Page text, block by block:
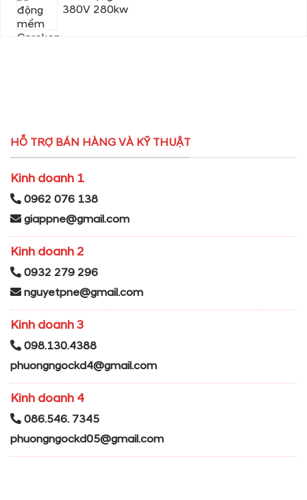
380V 280kw
HỖ TRỢ BÁN HÀNG VÀ KỸ THUẬT
Kinh doanh 1
0962 076 138
giappne@gmail.com
Kinh doanh 2
0932 279 296
nguyetpne@gmail.com
Kinh doanh 3
098.130.4388
phuongngockd4@gmail.com
Kinh doanh 4
086.546. 7345
phuongngockd05@gmail.com